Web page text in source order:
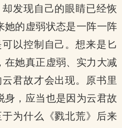
发现自己的眼睛已经恢
她的虚弱状态是一阵一阵
以控制自己。想来是匕
在她真正虚弱、实力大减
君故才会出现。原书里
身，应当也是因为云君故
为什么《戮北荒》后来